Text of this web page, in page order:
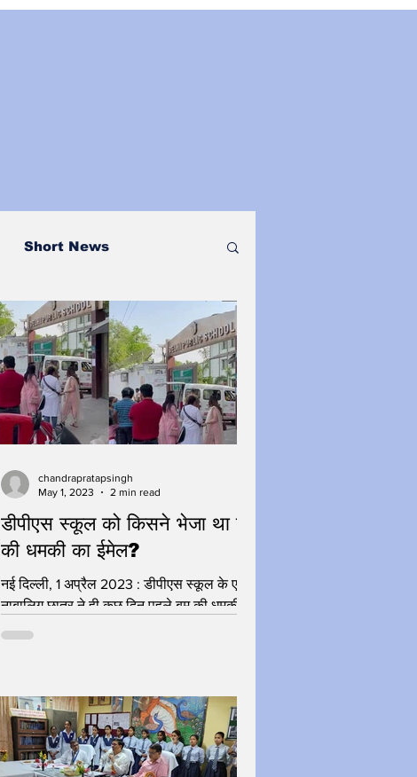
Short News
डीपीएस स्कूल को किसने भेजा था बम
की धमकी का ईमेल?
नई दिल्ली, 1 अप्रैल 2023 : डीपीएस स्कूल के एक
नाबालिग छात्र ने ही कुछ दिन पहले बम की धमकी
chandrapratapsingh
May 1, 2023
2 min read